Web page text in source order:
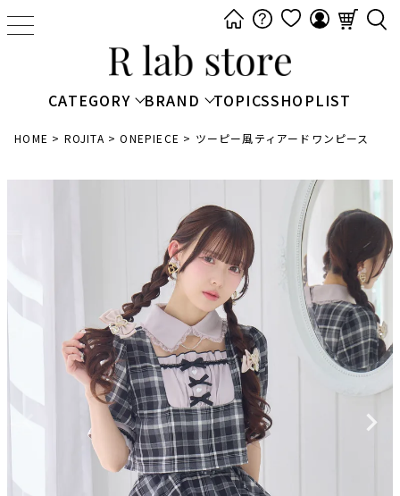
t
e
a
t
i
CATEGORY BRAND TOPICSSHOPLIST
HOME ROJITA ONEPIECE ツーピー風ティアードワンピース